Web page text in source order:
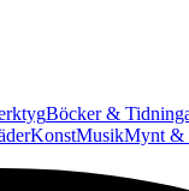
Böcker &
KonstMusikMynt &